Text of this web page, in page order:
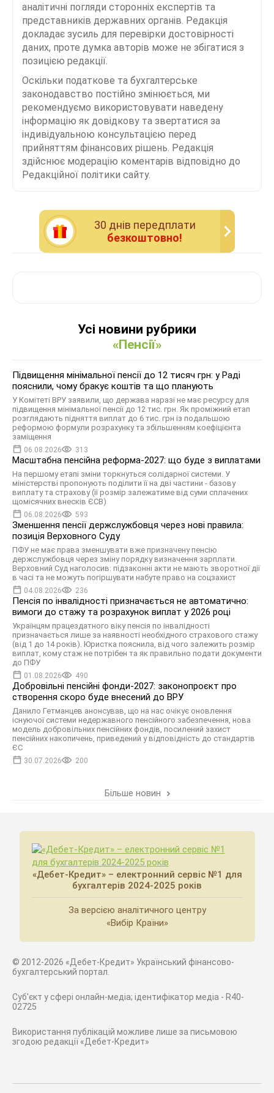
аналітичні погляди сторонніх експертів та
представників державних органів. Редакція
докладає зусиль для перевірки достовірності
даних, проте думка авторів може не збігатися з
позицією редакції.
Оскільки податкове та бухгалтерське
законодавство постійно змінюється, ми
рекомендуємо використовувати наведену
інформацію як довідкову та звертатися за
індивідуальною консультацією перед
прийняттям фінансових рішень. Редакція
здійснює модерацію коментарів відповідно до
Редакційної політики сайту.
30 днiв передплати
безкоштовно!
Усі новини рубрики
«Пенсії»
Підвищення мінімальної пенсії до 12 тисяч грн: у Раді
пояснили, чому бракує коштів та що планують
У Комітеті ВРУ заявили, що держава наразі не має ресурсу для
підвищення мінімальної пенсії до 12 тис. грн. Як проміжний етап
розглядають підняття виплат до 6 тис. грн із подальшою
реформою формули розрахунку та збільшенням коефіцієнта
заміщення
06.08.2026 313
Масштабна пенсійна реформа-2027: що буде з виплатами
На першому етапі зміни торкнуться солідарної системи. У
міністерстві пропонують поділити її на дві частини - базову
виплату та страхову (її розмір залежатиме від суми сплачених
щомісячних внесків ЄСВ)
06.08.2026 593
Зменшення пенсії держслужбовця через нові правила:
позиція Верховного Суду
ПФУ не має права зменшувати вже призначену пенсію
держслужбовця через зміну порядку визначення зарплати.
Верховний Суд наголосив: підзаконні акти не мають зворотної дії
в часі та не можуть погіршувати набуте право на соцзахист
04.08.2026 236
Пенсія по інвалідності призначається не автоматично:
вимоги до стажу та розрахунок виплат у 2026 році
Українцям працездатного віку пенсія по інвалідності
призначається лише за наявності необхідного страхового стажу
(від 1 до 14 років). Юристка пояснила, від чого залежить розмір
виплат, кому стаж не потрібен та як правильно подати документи
до ПФУ
01.08.2026 490
Добровільні пенсійні фонди-2027: законопроєкт про
створення скоро буде внесений до ВРУ
Данило Гетманцев анонсував, що на нас очікує оновлення
існуючої системи недержавного пенсійного забезпечення, нова
модель добровільних пенсійних фондів, посилений захист
пенсійних накопичень, приведений у відповідність до стандартів
ЄС
30.07.2026 200
Більше новин
«Дебет-Кредит» – електронний сервіс №1 для
бухгалтерів 2024-2025 років
За версією аналітичного центру
«Вибір Країни»
© 2012-2026 «Дебет-Кредит» Український фінансово-
бухгалтерський портал.
Суб'єкт у сфері онлайн-медіа; ідентифікатор медіа - R40-
02725
Використання публікацій можливе лише за письмовою
згодою редакції «Дебет-Кредит»